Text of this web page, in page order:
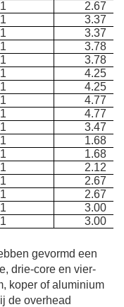
1
2.67
1
3.37
1
3.37
1
3.78
1
3.78
1
4.25
1
4.25
1
4.77
1
4.77
1
3.47
1
1.68
1
1.68
1
2.12
1
2.67
1
2.67
1
3.00
1 3.00
gevormd een
drie-core en vier-
koper of aluminium
de overhead